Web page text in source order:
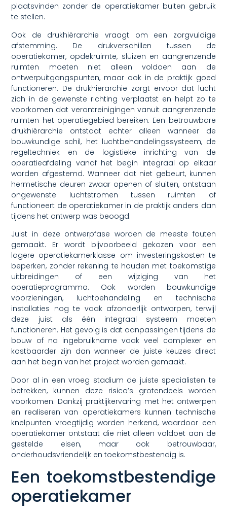
plaatsvinden zonder de operatiekamer buiten gebruik
te stellen.
Ook de drukhiërarchie vraagt om een zorgvuldige
afstemming. De drukverschillen tussen de
operatiekamer, opdekruimte, sluizen en aangrenzende
ruimten moeten niet alleen voldoen aan de
ontwerpuitgangspunten, maar ook in de praktijk goed
functioneren. De drukhiërarchie zorgt ervoor dat lucht
zich in de gewenste richting verplaatst en helpt zo te
voorkomen dat verontreinigingen vanuit aangrenzende
ruimten het operatiegebied bereiken. Een betrouwbare
drukhiërarchie ontstaat echter alleen wanneer de
bouwkundige schil, het luchtbehandelingssysteem, de
regeltechniek en de logistieke inrichting van de
operatieafdeling vanaf het begin integraal op elkaar
worden afgestemd. Wanneer dat niet gebeurt, kunnen
hermetische deuren zwaar openen of sluiten, ontstaan
ongewenste luchtstromen tussen ruimten of
functioneert de operatiekamer in de praktijk anders dan
tijdens het ontwerp was beoogd.
Juist in deze ontwerpfase worden de meeste fouten
gemaakt. Er wordt bijvoorbeeld gekozen voor een
lagere operatiekamerklasse om investeringskosten te
beperken, zonder rekening te houden met toekomstige
uitbreidingen of een wijziging van het
operatieprogramma. Ook worden bouwkundige
voorzieningen, luchtbehandeling en technische
installaties nog te vaak afzonderlijk ontworpen, terwijl
deze juist als één integraal systeem moeten
functioneren. Het gevolg is dat aanpassingen tijdens de
bouw of na ingebruikname vaak veel complexer en
kostbaarder zijn dan wanneer de juiste keuzes direct
aan het begin van het project worden gemaakt.
Door al in een vroeg stadium de juiste specialisten te
betrekken, kunnen deze risico’s grotendeels worden
voorkomen. Dankzij praktijkervaring met het ontwerpen
en realiseren van operatiekamers kunnen technische
knelpunten vroegtijdig worden herkend, waardoor een
operatiekamer ontstaat die niet alleen voldoet aan de
gestelde eisen, maar ook betrouwbaar,
onderhoudsvriendelijk en toekomstbestendig is.
Een toekomstbestendige
operatiekamer